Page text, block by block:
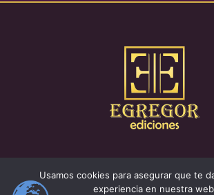
Condiciones de preventa Política de envíos
Usamos cookies para asegurar que te
experiencia en nuestra